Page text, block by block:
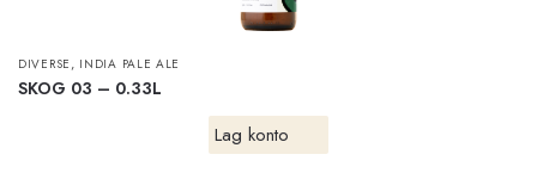
DIVERSE , INDIA PALE ALE
SKOG 03 – 0.33L
Lag konto